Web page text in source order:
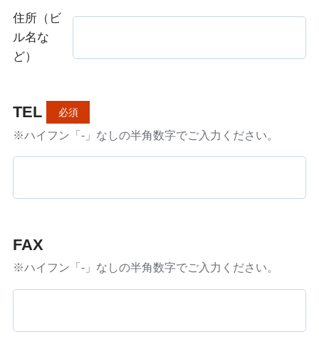
住所（ビ
ル名な
ど）
TEL 必須
※ハイフン「-」なしの半角数字でご入力ください。
FAX
※ハイフン「-」なしの半角数字でご入力ください。